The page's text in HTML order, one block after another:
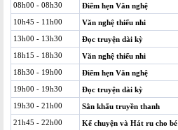
08h00 - 08h30
Điểm hẹn Văn nghệ
10h45 - 11h00
Văn nghệ thiếu nhi
13h00 - 13h30
Đọc truyện dài kỳ
18h15 - 18h30
Văn nghệ thiếu nhi
18h30 - 19h00
Điểm hẹn Văn nghệ
19h00 - 19h30
Đọc truyện dài kỳ
19h30 - 21h00
Sân khấu truyền thanh
21h45 - 22h00
Kể chuyện và Hát ru cho bé